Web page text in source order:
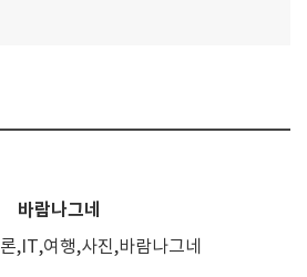
바람나그네
,IT,여행,사진,바람나그네